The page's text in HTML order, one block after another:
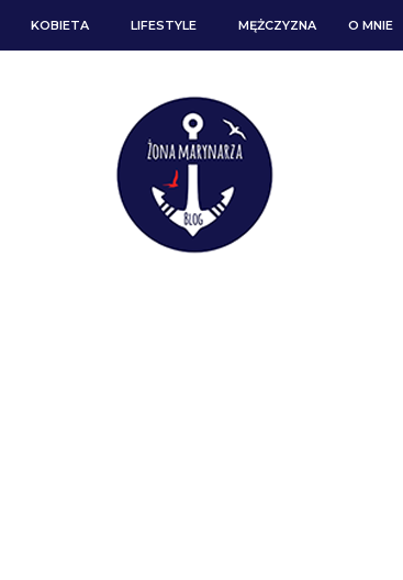
KOBIETA LIFESTYLE MĘŻCZYZNA O MNIE